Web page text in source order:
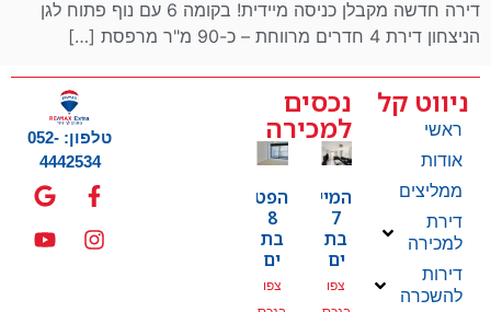
דירה חדשה מקבלן כניסה מיידית! בקומה 6 עם נוף פתוח לגן
הניצחון דירת 4 חדרים מרווחת – כ-90 מ"ר מרפסת […]
ניווט קל
ראשי
אודות
ממליצים
דירת
למכירה
דירות
להשכרה
נכסים
למכירה
המייסדים
7
בת
ים
צפו
הפטמן
8
בת
ים
צפו
טלפון: 052-
4442534